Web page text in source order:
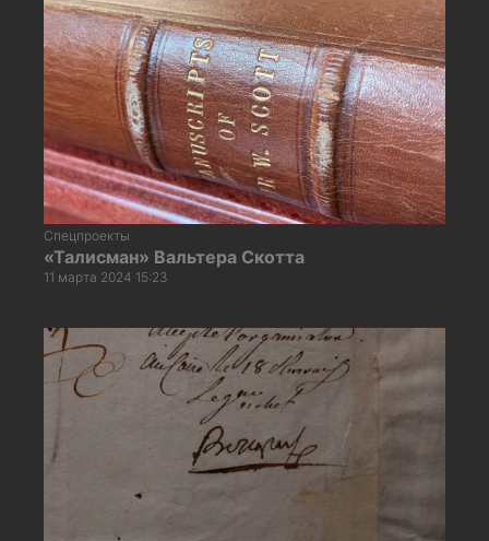
Спецпроекты
«Талисман» Вальтера Скотта
11 марта 2024 15:23